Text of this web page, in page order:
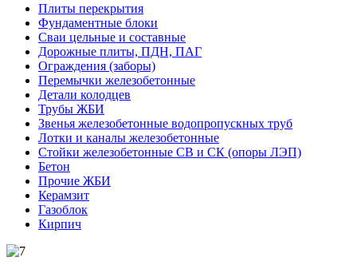
Плиты перекрытия
Фундаментные блоки
Сваи цельные и составные
Дорожные плиты, ПДН, ПАГ
Ограждения (заборы)
Перемычки железобетонные
Детали колодцев
Трубы ЖБИ
Звенья железобетонные водопропускных труб
Лотки и каналы железобетонные
Стойки железобетонные СВ и СК (опоры ЛЭП)
Бетон
Прочие ЖБИ
Керамзит
Газоблок
Кирпич